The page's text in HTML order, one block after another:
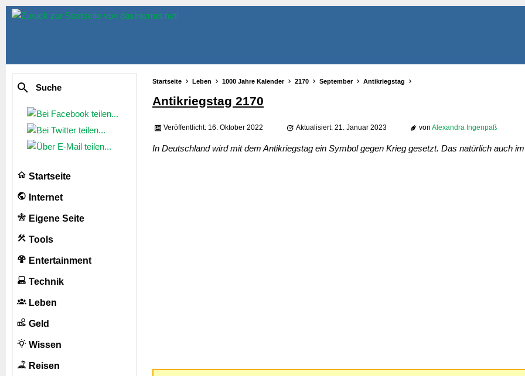
Suche
Startseite
Internet
Eigene Seite
Tools
Entertainment
Technik
Leben
Geld
Wissen
Reisen
Startseite Leben 1000 Jahre Kalender 2170 September Antikriegstag
Antikriegstag 2170
Veröffentlicht: 16. Oktober 2022 Aktualisiert: 21. Januar 2023 von Alexandra Ingenpaß
In Deutschland wird mit dem Antikriegstag ein Symbol gegen Krieg gesetzt. Das natürlich auch